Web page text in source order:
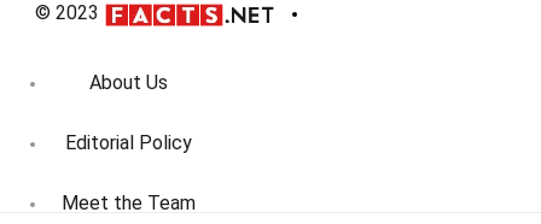
© 2023
About Us
Editorial Policy
Meet the Team